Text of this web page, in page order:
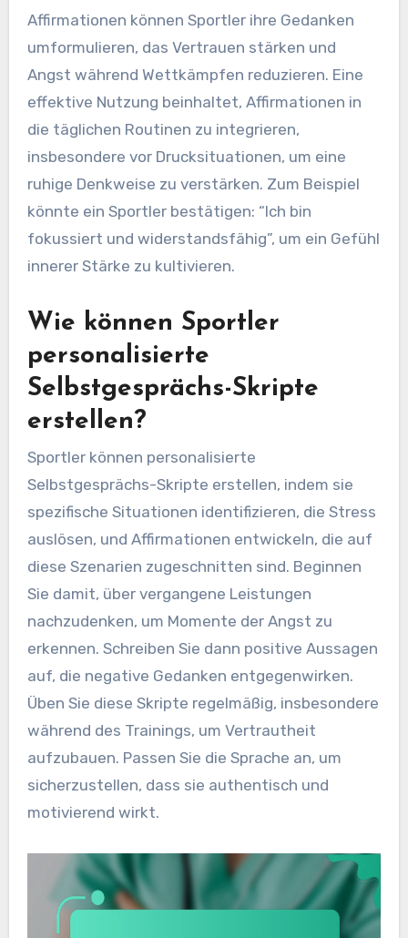
Affirmationen können Sportler ihre Gedanken
umformulieren, das Vertrauen stärken und
Angst während Wettkämpfen reduzieren. Eine
effektive Nutzung beinhaltet, Affirmationen in
die täglichen Routinen zu integrieren,
insbesondere vor Drucksituationen, um eine
ruhige Denkweise zu verstärken. Zum Beispiel
könnte ein Sportler bestätigen: “Ich bin
fokussiert und widerstandsfähig”, um ein Gefühl
innerer Stärke zu kultivieren.
Wie können Sportler
personalisierte
Selbstgesprächs-Skripte
erstellen?
Sportler können personalisierte
Selbstgesprächs-Skripte erstellen, indem sie
spezifische Situationen identifizieren, die Stress
auslösen, und Affirmationen entwickeln, die auf
diese Szenarien zugeschnitten sind. Beginnen
Sie damit, über vergangene Leistungen
nachzudenken, um Momente der Angst zu
erkennen. Schreiben Sie dann positive Aussagen
auf, die negative Gedanken entgegenwirken.
Üben Sie diese Skripte regelmäßig, insbesondere
während des Trainings, um Vertrautheit
aufzubauen. Passen Sie die Sprache an, um
sicherzustellen, dass sie authentisch und
motivierend wirkt.